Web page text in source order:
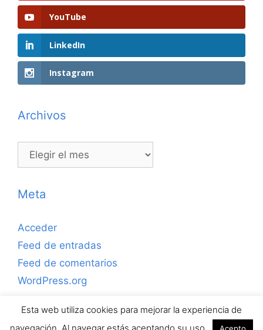
YouTube
LinkedIn
Instagram
Archivos
Archivos
Meta
Acceder
Feed de entradas
Feed de comentarios
WordPress.org
Copyrihgt © 2026 ejerciciosdefutbolsala.com por José
Esta web utiliza cookies para mejorar la experiencia de